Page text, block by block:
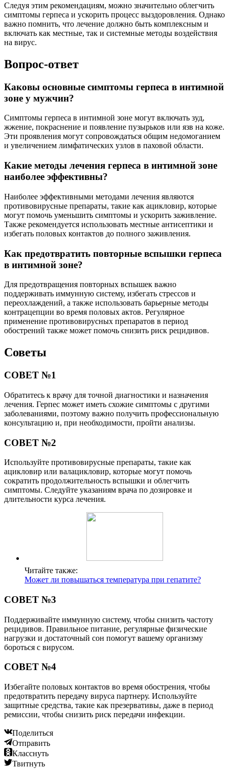
Следуя этим рекомендациям, можно значительно облегчить
симптомы герпеса и ускорить процесс выздоровления. Однако
важно помнить, что лечение должно быть комплексным и
включать как местные, так и системные методы воздействия
на вирус.
Вопрос-ответ
Каковы основные симптомы герпеса в интимной
зоне у мужчин?
Симптомы герпеса в интимной зоне могут включать зуд,
жжение, покраснение и появление пузырьков или язв на коже.
Эти проявления могут сопровождаться общим недомоганием
и увеличением лимфатических узлов в паховой области.
Какие методы лечения герпеса в интимной зоне
наиболее эффективны?
Наиболее эффективными методами лечения являются
противовирусные препараты, такие как ацикловир, которые
могут помочь уменьшить симптомы и ускорить заживление.
Также рекомендуется использовать местные антисептики и
избегать половых контактов до полного заживления.
Как предотвратить повторные вспышки герпеса
в интимной зоне?
Для предотвращения повторных вспышек важно
поддерживать иммунную систему, избегать стрессов и
переохлаждений, а также использовать барьерные методы
контрацепции во время половых актов. Регулярное
применение противовирусных препаратов в период
обострений также может помочь снизить риск рецидивов.
Советы
СОВЕТ №1
Обратитесь к врачу для точной диагностики и назначения
лечения. Герпес может иметь схожие симптомы с другими
заболеваниями, поэтому важно получить профессиональную
консультацию и, при необходимости, пройти анализы.
СОВЕТ №2
Используйте противовирусные препараты, такие как
ацикловир или валацикловир, которые могут помочь
сократить продолжительность вспышки и облегчить
симптомы. Следуйте указаниям врача по дозировке и
длительности курса лечения.
Читайте также:
Может ли повышаться температура при гепатите?
СОВЕТ №3
Поддерживайте иммунную систему, чтобы снизить частоту
рецидивов. Правильное питание, регулярные физические
нагрузки и достаточный сон помогут вашему организму
бороться с вирусом.
СОВЕТ №4
Избегайте половых контактов во время обострения, чтобы
предотвратить передачу вируса партнеру. Используйте
защитные средства, такие как презервативы, даже в период
ремиссии, чтобы снизить риск передачи инфекции.
Поделиться
Отправить
Класснуть
Твитнуть